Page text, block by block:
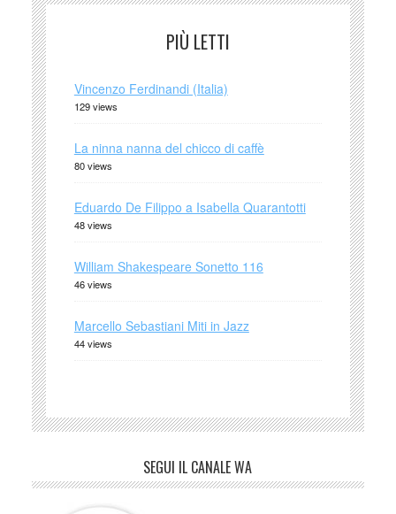
PIÙ LETTI
Vincenzo Ferdinandi (Italia)
129 views
La ninna nanna del chicco di caffè
80 views
Eduardo De Filippo a Isabella Quarantotti
48 views
William Shakespeare Sonetto 116
46 views
Marcello Sebastiani Miti in Jazz
44 views
SEGUI IL CANALE WA